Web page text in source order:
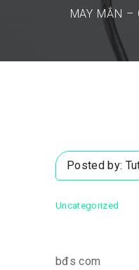
MAY MẮN –
Posted by:
Uncategorized
bđs com